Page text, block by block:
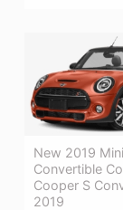
New 2019 Mini
Convertible
Cooper S
2019